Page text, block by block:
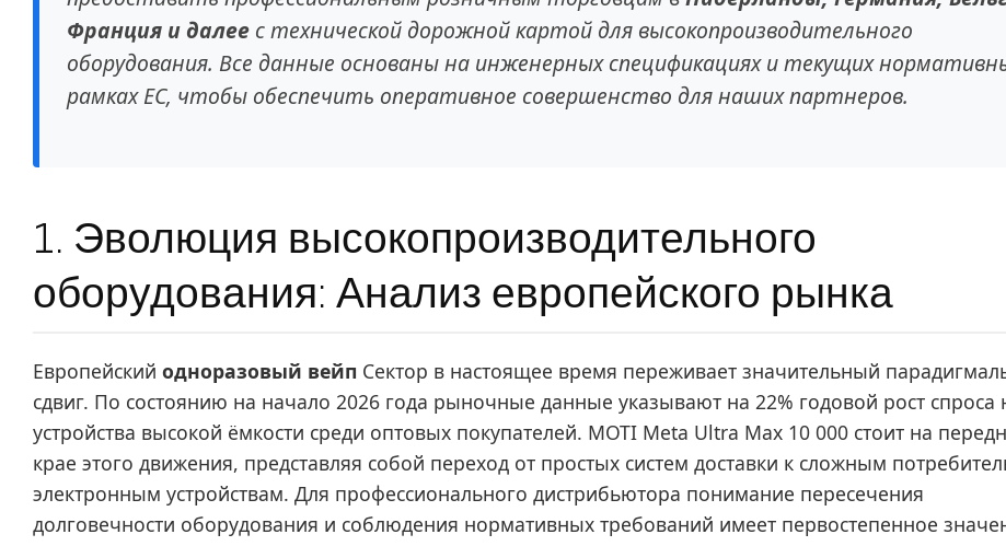
Франция и далее с технической дорожной картой для высокопроизводительного
оборудования. Все данные основаны на инженерных спецификациях и текущих
рамках ЕС, чтобы обеспечить оперативное совершенство для наших партнеров.
1. Эволюция высокопроизводительного
оборудования: Анализ европейского рынка
Европейский одноразовый вейп Сектор в настоящее время переживает значительный
сдвиг. По состоянию на начало 2026 года рыночные данные указывают на 22% годовой рост спроса
устройства высокой ёмкости среди оптовых покупателей. MOTI Meta Ultra Max 10 000 стоит на
крае этого движения, представляя собой переход от простых систем доставки к сложным
электронным устройствам. Для профессионального дистрибьютора понимание пересечения
долговечности оборудования и соблюдения нормативных требований имеет первостепенное